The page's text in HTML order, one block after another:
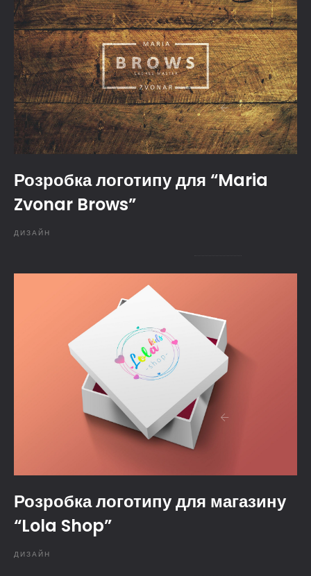
Розробка логотипу для “Maria
Zvonar Brows”
ДИЗАЙН
Розробка логотипу для магазину
“Lola Shop”
ДИЗАЙН